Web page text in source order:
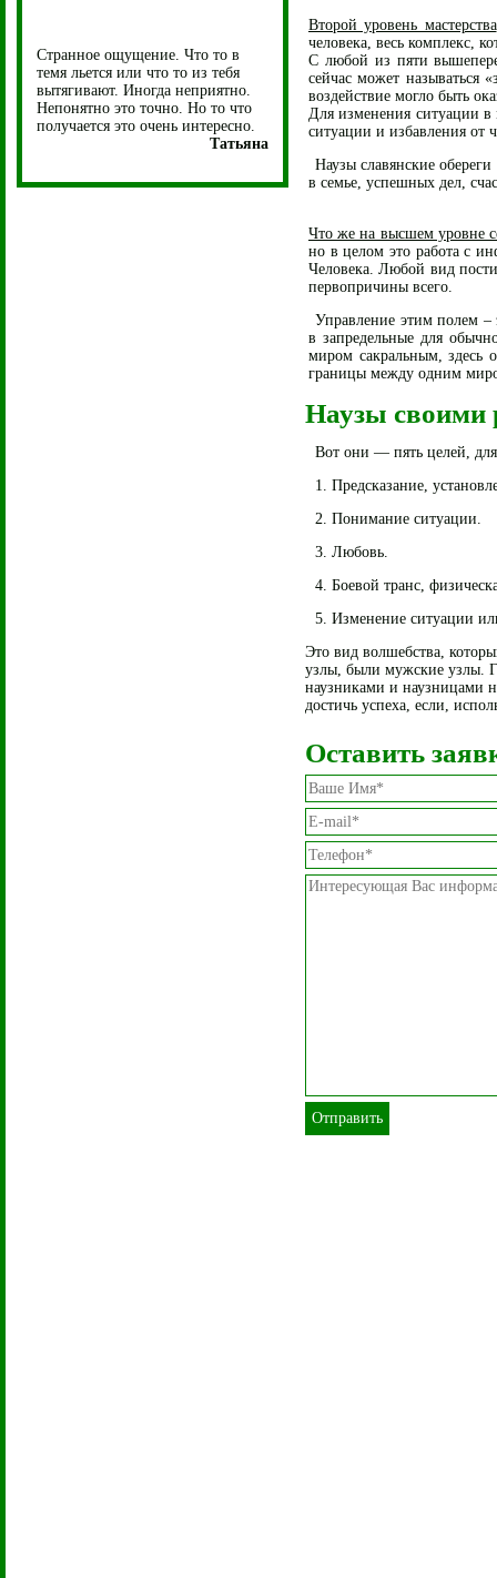
Странное ощущение. Что то в
темя льется или что то из тебя
вытягивают. Иногда неприятно.
Непонятно это точно. Но то что
получается это очень интересно.
Татьяна
Второй уровень мастерства
человека, весь комплекс,
С любой из пяти
сейчас может называться
воздействие могло быть
Для изменения ситуации в
ситуации и избавления от
Наузы славянские
в семье, успешных дел,
Что же на высшем уровне
но в целом это работа с
Человека. Любой вид
первопричины всего.
Управление этим полем –
в запредельные для
миром сакральным, здесь
границы между одним
Наузы своими
Вот они — пять целей, для
1. Предсказание,
2. Понимание ситуации.
3. Любовь.
4. Боевой транс,
5. Изменение ситуации
Это вид волшебства,
узлы, были мужские узлы.
наузниками и наузницами
достичь успеха, если,
Оставить